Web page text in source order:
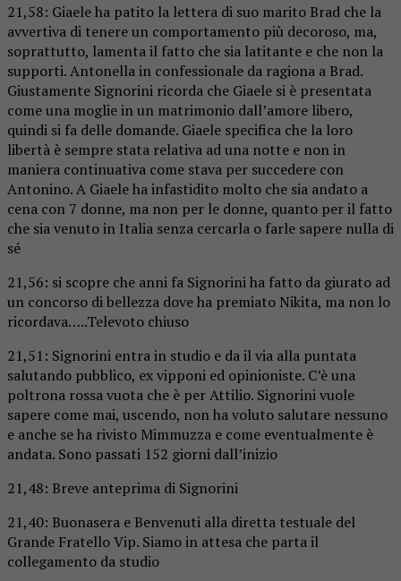
21,58: Giaele ha patito la lettera di suo marito Brad che la
avvertiva di tenere un comportamento più decoroso, ma,
soprattutto, lamenta il fatto che sia latitante e che non la
supporti. Antonella in confessionale da ragiona a Brad.
Giustamente Signorini ricorda che Giaele si è presentata
come una moglie in un matrimonio dall’amore libero,
quindi si fa delle domande. Giaele specifica che la loro
libertà è sempre stata relativa ad una notte e non in
maniera continuativa come stava per succedere con
Antonino. A Giaele ha infastidito molto che sia andato a
cena con 7 donne, ma non per le donne, quanto per il fatto
che sia venuto in Italia senza cercarla o farle sapere nulla di
sé
21,56: si scopre che anni fa Signorini ha fatto da giurato ad
un concorso di bellezza dove ha premiato Nikita, ma non lo
ricordava…..Televoto chiuso
21,51: Signorini entra in studio e da il via alla puntata
salutando pubblico, ex vipponi ed opinioniste. C’è una
poltrona rossa vuota che è per Attilio. Signorini vuole
sapere come mai, uscendo, non ha voluto salutare nessuno
e anche se ha rivisto Mimmuzza e come eventualmente è
andata. Sono passati 152 giorni dall’inizio
21,48: Breve anteprima di Signorini
21,40: Buonasera e Benvenuti alla diretta testuale del
Grande Fratello Vip. Siamo in attesa che parta il
collegamento da studio